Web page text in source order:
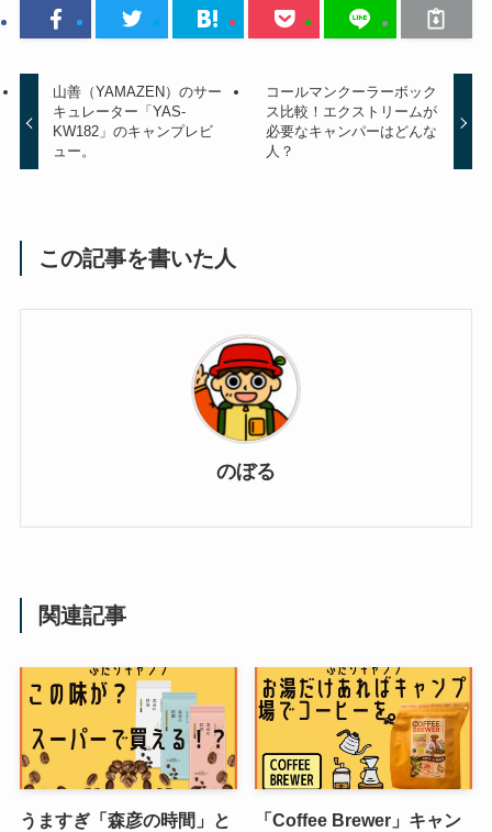
山善（YAMAZEN）のサー
キュレーター「YAS-
KW182」のキャンプレビ
ュー。
コールマンクーラーボック
ス比較！エクストリームが
必要なキャンパーはどんな
人？
この記事を書いた人
のぼる
関連記事
うますぎ「森彦の時間」と
「Coffee Brewer」キャン